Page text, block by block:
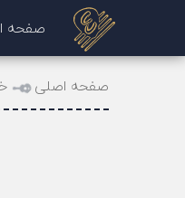
صفحه
صفحه اصلی